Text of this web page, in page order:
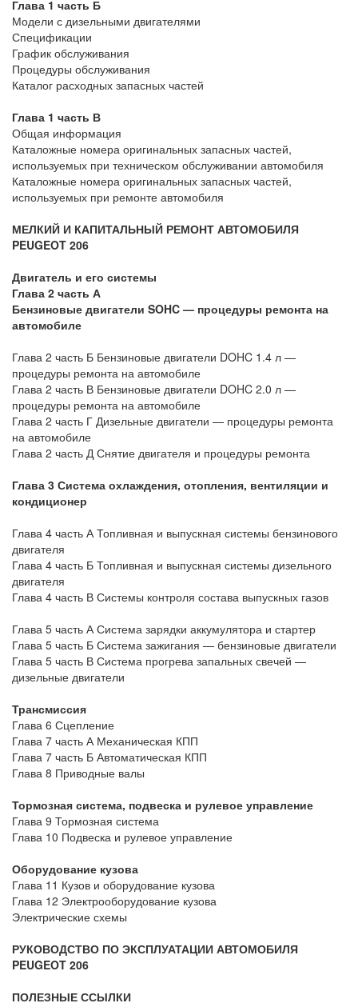
Глава 1 часть Б
Модели с дизельными двигателями
Спецификации
График обслуживания
Процедуры обслуживания
Каталог расходных запасных частей
Глава 1 часть В
Общая информация
Каталожные номера оригинальных запасных частей,
используемых при техническом обслуживании автомобиля
Каталожные номера оригинальных запасных частей,
используемых при ремонте автомобиля
МЕЛКИЙ И КАПИТАЛЬНЫЙ РЕМОНТ АВТОМОБИЛЯ
PEUGEOT 206
Двигатель и его системы
Глава 2 часть А
Бензиновые двигатели SOHC — процедуры ремонта на
автомобиле
Глава 2 часть Б Бензиновые двигатели DOHC 1.4 л —
процедуры ремонта на автомобиле
Глава 2 часть В Бензиновые двигатели DOHC 2.0 л —
процедуры ремонта на автомобиле
Глава 2 часть Г Дизельные двигатели — процедуры ремонта
на автомобиле
Глава 2 часть Д Снятие двигателя и процедуры ремонта
Глава 3 Система охлаждения, отопления, вентиляции и
кондиционер
Глава 4 часть А Топливная и выпускная системы бензинового
двигателя
Глава 4 часть Б Топливная и выпускная системы дизельного
двигателя
Глава 4 часть В Системы контроля состава выпускных газов
Глава 5 часть А Система зарядки аккумулятора и стартер
Глава 5 часть Б Система зажигания — бензиновые двигатели
Глава 5 часть В Система прогрева запальных свечей —
дизельные двигатели
Трансмиссия
Глава 6 Сцепление
Глава 7 часть А Механическая КПП
Глава 7 часть Б Автоматическая КПП
Глава 8 Приводные валы
Тормозная система, подвеска и рулевое управление
Глава 9 Тормозная система
Глава 10 Подвеска и рулевое управление
Оборудование кузова
Глава 11 Кузов и оборудование кузова
Глава 12 Электрооборудование кузова
Электрические схемы
РУКОВОДСТВО ПО ЭКСПЛУАТАЦИИ АВТОМОБИЛЯ
PEUGEOT 206
ПОЛЕЗНЫЕ ССЫЛКИ